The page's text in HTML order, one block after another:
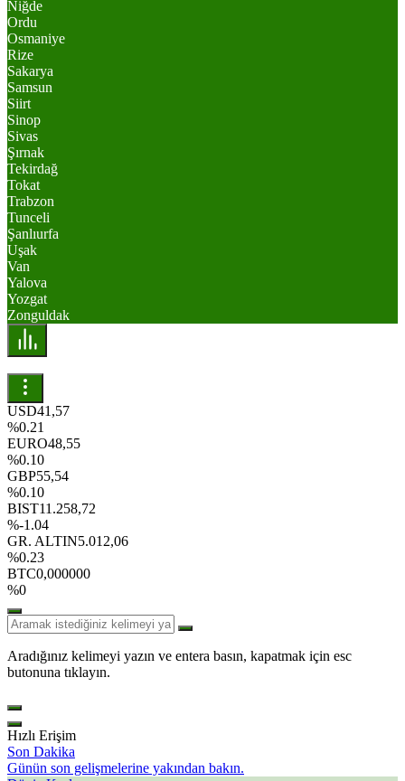
Niğde
Ordu
Osmaniye
Rize
Sakarya
Samsun
Siirt
Sinop
Sivas
Şırnak
Tekirdağ
Tokat
Trabzon
Tunceli
Şanlıurfa
Uşak
Van
Yalova
Yozgat
Zonguldak
USD41,57
%0.21
EURO48,55
%0.10
GBP55,54
%0.10
BIST11.258,72
%-1.04
GR. ALTIN5.012,06
%0.23
BTC0,000000
%0
Aradığınız kelimeyi yazın ve entera basın, kapatmak için esc
butonuna tıklayın.
Hızlı Erişim
Son Dakika
Günün son gelişmelerine yakından bakın.